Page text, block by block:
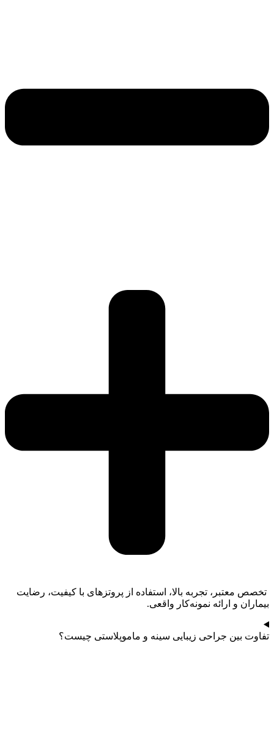
تخصص معتبر، تجربه بالا، استفاده از پروتزهای با کیفیت، رضایت
بیماران و ارائه نمونه‌کار واقعی.
تفاوت بین جراحی زیبایی سینه و ماموپلاستی چیست؟